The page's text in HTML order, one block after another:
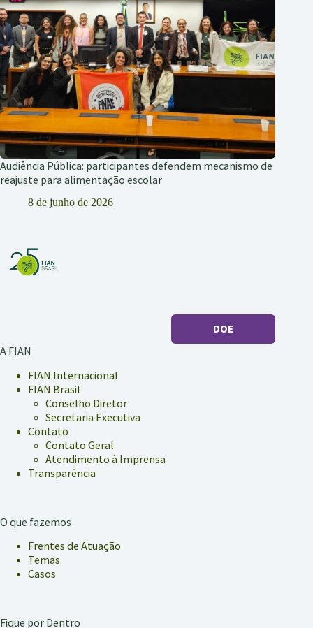
Audiência Pública: participantes defendem mecanismo de
reajuste para alimentação escolar
8 de junho de 2026
DOE
A FIAN
FIAN Internacional
FIAN Brasil
Conselho Diretor
Secretaria Executiva
Contato
Contato Geral
Atendimento à Imprensa
Transparência
O que fazemos
Frentes de Atuação
Temas
Casos
Fique por Dentro